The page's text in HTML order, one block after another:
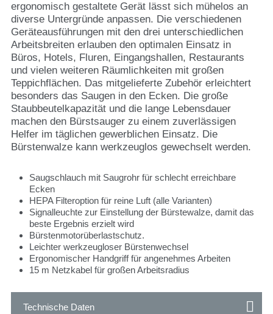
ergonomisch gestaltete Gerät lässt sich mühelos an
diverse Untergründe anpassen. Die verschiedenen
Geräteausführungen mit den drei unterschiedlichen
Arbeitsbreiten erlauben den optimalen Einsatz in
Büros, Hotels, Fluren, Eingangshallen, Restaurants
und vielen weiteren Räumlichkeiten mit großen
Teppichflächen. Das mitgelieferte Zubehör erleichtert
besonders das Saugen in den Ecken. Die große
Staubbeutelkapazität und die lange Lebensdauer
machen den Bürstsauger zu einem zuverlässigen
Helfer im täglichen gewerblichen Einsatz. Die
Bürstenwalze kann werkzeuglos gewechselt werden.
Saugschlauch mit Saugrohr für schlecht erreichbare
Ecken
HEPA Filteroption für reine Luft (alle Varianten)
Signalleuchte zur Einstellung der Bürstewalze, damit das
beste Ergebnis erzielt wird
Bürstenmotorüberlastschutz.
Leichter werkzeugloser Bürstenwechsel
Ergonomischer Handgriff für angenehmes Arbeiten
15 m Netzkabel für großen Arbeitsradius
Technische Daten